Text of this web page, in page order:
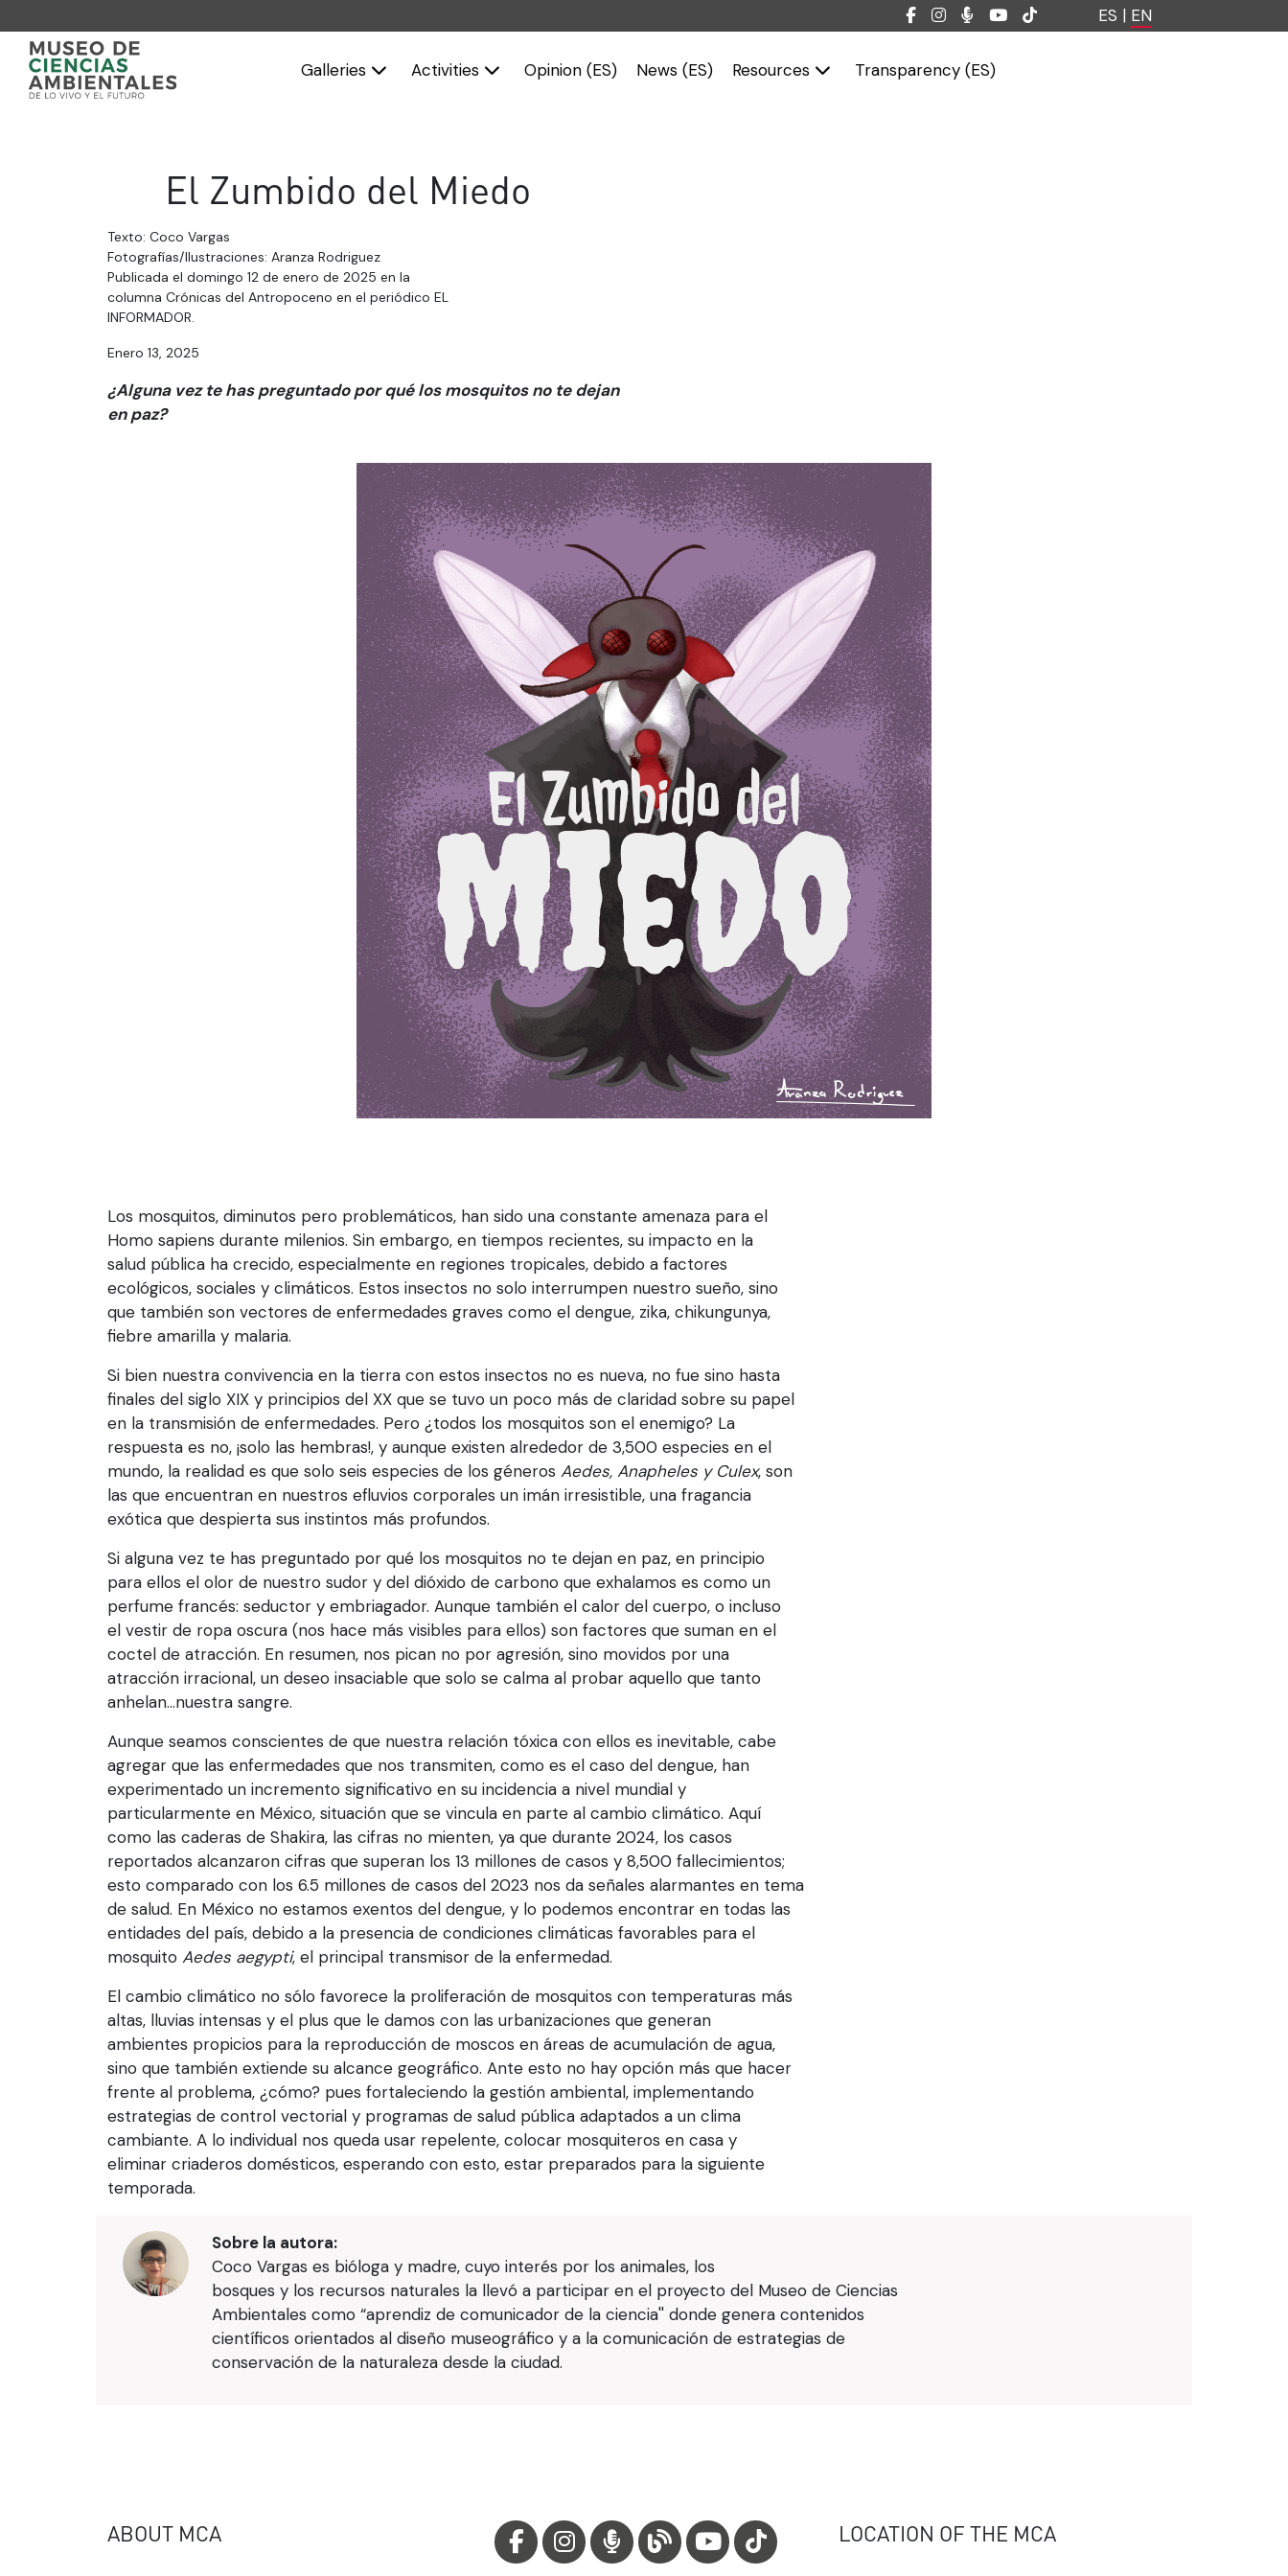
ES | EN
Galleries Activities Opinion (ES) News (ES) Resources Transparency (ES)
El Zumbido del Miedo
Texto: Coco Vargas
Fotografías/Ilustraciones: Aranza Rodriguez
Publicada el domingo 12 de enero de 2025 en la
columna Crónicas del Antropoceno en el periódico EL
INFORMADOR.
Enero 13, 2025
¿Alguna vez te has preguntado por qué los mosquitos no te dejan
en paz?
Los mosquitos, diminutos pero problemáticos, han sido una constante amenaza para el
Homo sapiens durante milenios. Sin embargo, en tiempos recientes, su impacto en la
salud pública ha crecido, especialmente en regiones tropicales, debido a factores
ecológicos, sociales y climáticos. Estos insectos no solo interrumpen nuestro sueño, sino
que también son vectores de enfermedades graves como el dengue, zika, chikungunya,
fiebre amarilla y malaria.
Si bien nuestra convivencia en la tierra con estos insectos no es nueva, no fue sino hasta
finales del siglo XIX y principios del XX que se tuvo un poco más de claridad sobre su papel
en la transmisión de enfermedades. Pero ¿todos los mosquitos son el enemigo? La
respuesta es no, ¡solo las hembras!, y aunque existen alrededor de 3,500 especies en el
mundo, la realidad es que solo seis especies de los géneros Aedes, Anapheles y Culex, son
las que encuentran en nuestros efluvios corporales un imán irresistible, una fragancia
exótica que despierta sus instintos más profundos.
Si alguna vez te has preguntado por qué los mosquitos no te dejan en paz, en principio
para ellos el olor de nuestro sudor y del dióxido de carbono que exhalamos es como un
perfume francés: seductor y embriagador. Aunque también el calor del cuerpo, o incluso
el vestir de ropa oscura (nos hace más visibles para ellos) son factores que suman en el
coctel de atracción. En resumen, nos pican no por agresión, sino movidos por una
atracción irracional, un deseo insaciable que solo se calma al probar aquello que tanto
anhelan...nuestra sangre.
Aunque seamos conscientes de que nuestra relación tóxica con ellos es inevitable, cabe
agregar que las enfermedades que nos transmiten, como es el caso del dengue, han
experimentado un incremento significativo en su incidencia a nivel mundial y
particularmente en México, situación que se vincula en parte al cambio climático. Aquí
como las caderas de Shakira, las cifras no mienten, ya que durante 2024, los casos
reportados alcanzaron cifras que superan los 13 millones de casos y 8,500 fallecimientos;
esto comparado con los 6.5 millones de casos del 2023 nos da señales alarmantes en tema
de salud. En México no estamos exentos del dengue, y lo podemos encontrar en todas las
entidades del país, debido a la presencia de condiciones climáticas favorables para el
mosquito Aedes aegypti, el principal transmisor de la enfermedad.
El cambio climático no sólo favorece la proliferación de mosquitos con temperaturas más
altas, lluvias intensas y el plus que le damos con las urbanizaciones que generan
ambientes propicios para la reproducción de moscos en áreas de acumulación de agua,
sino que también extiende su alcance geográfico. Ante esto no hay opción más que hacer
frente al problema, ¿cómo? pues fortaleciendo la gestión ambiental, implementando
estrategias de control vectorial y programas de salud pública adaptados a un clima
cambiante. A lo individual nos queda usar repelente, colocar mosquiteros en casa y
eliminar criaderos domésticos, esperando con esto, estar preparados para la siguiente
temporada.
Sobre la autora:
Coco Vargas es bióloga y madre, cuyo interés por los animales, los
bosques y los recursos naturales la llevó a participar en el proyecto del Museo de Ciencias
Ambientales como “aprendiz de comunicador de la ciencia'' donde genera contenidos
científicos orientados al diseño museográfico y a la comunicación de estrategias de
conservación de la naturaleza desde la ciudad.
ABOUT MCA LOCATION OF THE MCA